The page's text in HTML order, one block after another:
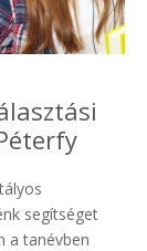
segítséget
a tanévben